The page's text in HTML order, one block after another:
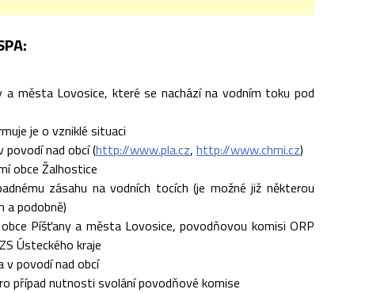
města Lovosice, které se nachází na vodním toku pod
je o vzniklé situaci
nad obcí (http://www.pla.cz, http://www.chmi.cz)
obce Žalhostice
zásahu na vodních tocích (je možné již některou
a podobně)
Píšťany a města Lovosice, povodňovou komisi ORP
Ústeckého kraje
v povodí nad obcí
případ nutnosti svolání povodňové komise